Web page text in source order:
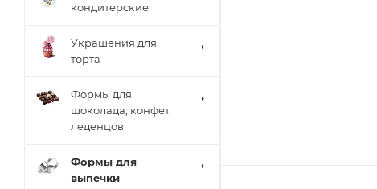
кондитерские
Украшения для
торта
Формы для
шоколада, конфет,
леденцов
Формы для
выпечки